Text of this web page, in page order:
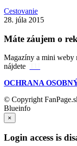
Cestovanie
28. júla 2015
Máte záujem o
Magazíny a mini weby
nájdete
OCHRANA
© Copyright
Blueinfo
×
Login access is